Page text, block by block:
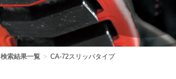
検索結果一覧 > CA-72スリッパタイプ